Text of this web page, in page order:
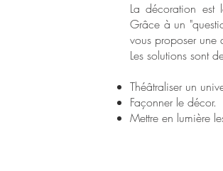
La décoration est
Grâce à un
vous proposer une
Les solutions sont
Théâtraliser un
Façonner le décor.
Mettre en lumière